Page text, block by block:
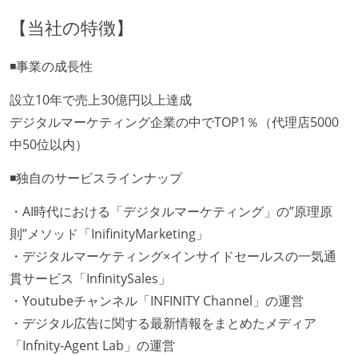
【当社の特徴】
◾️事業の成長性
設立10年で売上30億円以上達成
デジタルマーケティング企業の中でTOP1％（代理店5000
中50位以内）
◾️独自のサービスラインナップ
・AI時代における「デジタルマーケティング」の”原理原
則”メソッド「InifinityMarketing」
・デジタルマーケティング×インサイドセールスの一気通
貫サービス「InfinitySales」
・Youtubeチャンネル「INFINITY Channel」の運営
・デジタル広告に関する最新情報をまとめたメディア
「Infnity-Agent Lab」の運営